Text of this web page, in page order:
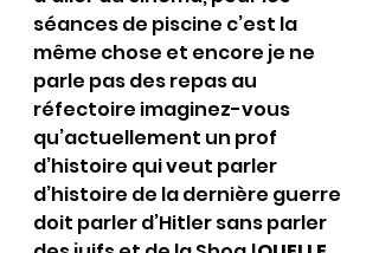
séances de piscine c’est la
même chose et encore je ne
parle pas des repas au
réfectoire imaginez-vous
qu’actuellement un prof
d’histoire qui veut parler
d’histoire de la dernière guerre
doit parler d’Hitler sans parler